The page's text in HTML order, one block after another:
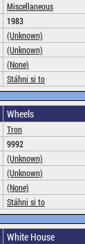
Miscellaneous
1983
(Unknown)
(Unknown)
(None)
Stáhni si to
Wheels
Tron
9992
(Unknown)
(Unknown)
(None)
Stáhni si to
White House